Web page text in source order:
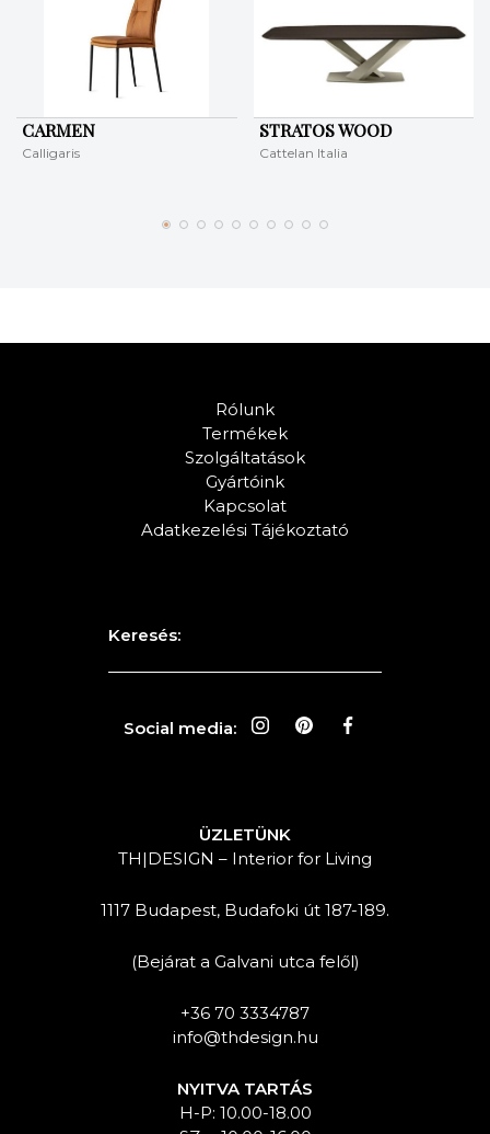
CARMEN
Calligaris
STRATOS WOOD
Cattelan Italia
Rólunk
Termékek
Szolgáltatások
Gyártóink
Kapcsolat
Adatkezelési Tájékoztató
Keresés:
Social media:
ÜZLETÜNK
TH|DESIGN – Interior for Living
1117 Budapest, Budafoki út 187-189.
(Bejárat a Galvani utca felől)
+36 70 3334787
info@thdesign.hu
NYITVA TARTÁS
H-P: 10.00-18.00